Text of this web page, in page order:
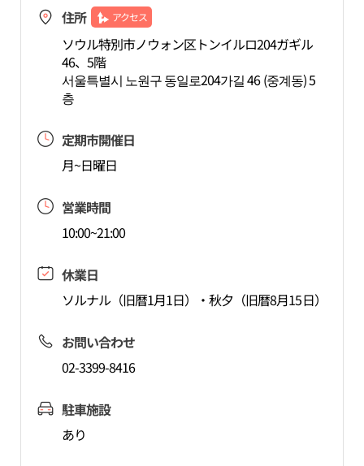
住所 アクセス
ソウル特別市ノウォン区トンイルロ204ガギル
46、5階
서울특별시 노원구 동일로204가길 46 (중계동) 5
층
定期市開催日
月~日曜日
営業時間
10:00~21:00
休業日
ソルナル（旧暦1月1日）・秋夕（旧暦8月15日）
お問い合わせ
02-3399-8416
駐車施設
あり